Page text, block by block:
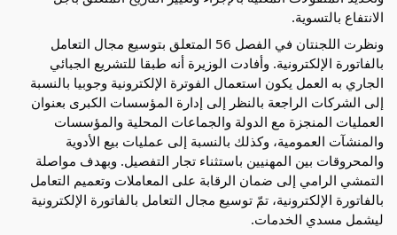
الانتفاع بالتسوية.
ونظرت اللجنتان في الفصل 56 المتعلق بتوسيع مجال التعامل
بالفاتورة الإلكترونية. وأفادت الوزيرة أنه طبقا للتشريع الجبائي
الجاري به العمل يكون استعمال الفوترة الإلكترونية وجوبيا بالنسبة
إلى الشركات الراجعة بالنظر إلى إدارة المؤسسات الكبرى بعنوان
العمليات المنجزة مع الدولة والجماعات المحلية والمؤسسات
والمنشآت العمومية، وكذلك بالنسبة إلى عمليات بيع الأدوية
والمحروقات بين المهنيين باستثناء تجار التفصيل. وبهدف مواصلة
التمشي الرامي إلى ضمان الرقابة على المعاملات وتعميم التعامل
بالفاتورة الإلكترونية، تمّ توسيع مجال التعامل بالفاتورة الإلكترونية
ليشمل مسدي الخدمات.